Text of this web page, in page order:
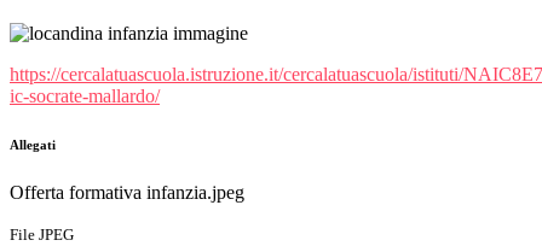
https://cercalatuascuola.istruzione.it/cercalatuascuola/istituti/
ic-socrate-mallardo/
Allegati
Offerta formativa infanzia.jpeg
File JPEG